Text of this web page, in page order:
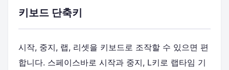
키보드 단축키
시작, 중지, 랩, 리셋을 키보드로 조작할 수 있으면 편
합니다. 스페이스바로 시작과 중지, L키로 랩타임 기